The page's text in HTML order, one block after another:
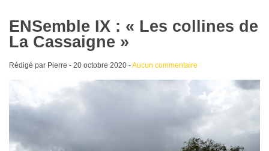
ENSemble IX : « Les collines de
La Cassaigne »
Rédigé par Pierre - 20 octobre 2020-Aucun commentaire